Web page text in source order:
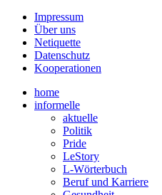
Impressum
Über uns
Netiquette
Datenschutz
Kooperationen
home
informelle
aktuelle
Politik
Pride
LeStory
L-Wörterbuch
Beruf und Karriere